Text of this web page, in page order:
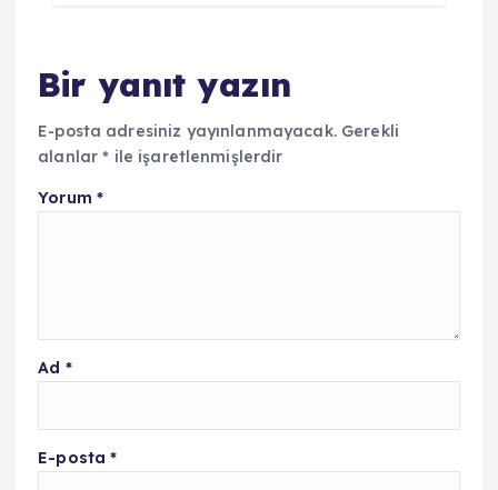
Bir yanıt yazın
E-posta adresiniz yayınlanmayacak. Gerekli
alanlar* ile işaretlenmişlerdir
Yorum *
Ad *
E-posta*